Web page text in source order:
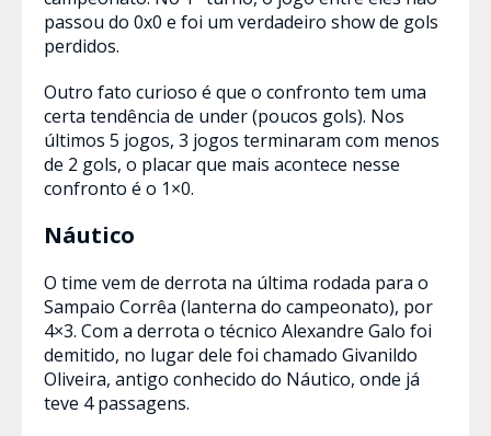
passou do 0x0 e foi um verdadeiro show de gols
perdidos.
Outro fato curioso é que o confronto tem uma
certa tendência de under (poucos gols). Nos
últimos 5 jogos, 3 jogos terminaram com menos
de 2 gols, o placar que mais acontece nesse
confronto é o 1×0.
Náutico
O time vem de derrota na última rodada para o
Sampaio Corrêa (lanterna do campeonato), por
4×3. Com a derrota o técnico Alexandre Galo foi
demitido, no lugar dele foi chamado Givanildo
Oliveira, antigo conhecido do Náutico, onde já
teve 4 passagens.